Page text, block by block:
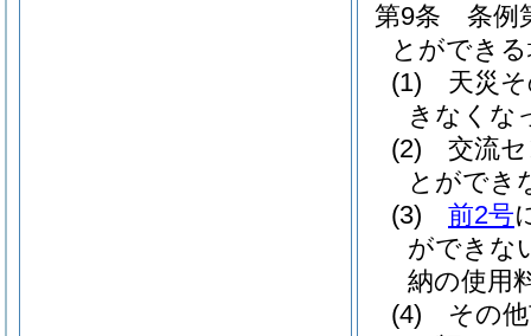
第9条
条例
とができ
(1)
天災
きなくな
(2)
交流
とができ
(3)
前2号
ができな
納の使用
(4)
その